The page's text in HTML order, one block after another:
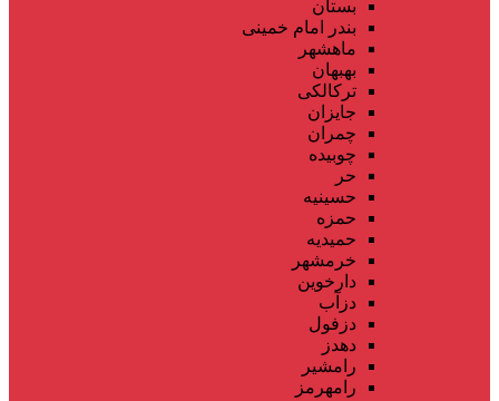
بستان
بندر امام خمینی
ماهشهر
بهبهان
ترکالکی
جایزان
چمران
چوبیده
حر
حسینیه
حمزه
حمیدیه
خرمشهر
دارخوین
دزآب
دزفول
دهدز
رامشیر
رامهرمز